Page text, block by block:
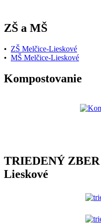
ZŠ a MŠ
• ZŠ Melčice-Lieskové
• MŠ Melčice-Lieskové
Kompostovanie
TRIEDENÝ
Lieskové